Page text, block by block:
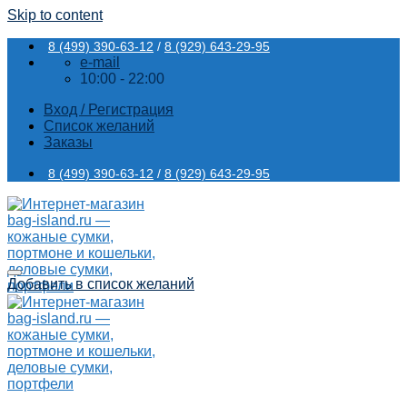
Skip to content
8 (499) 390-63-12 / 8 (929) 643-29-95
e-mail
10:00 - 22:00
Вход / Регистрация
Список желаний
Заказы
8 (499) 390-63-12 / 8 (929) 643-29-95
Добавить в список желаний